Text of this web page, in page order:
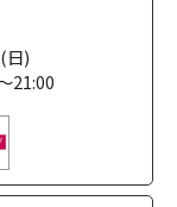
日)
21:00